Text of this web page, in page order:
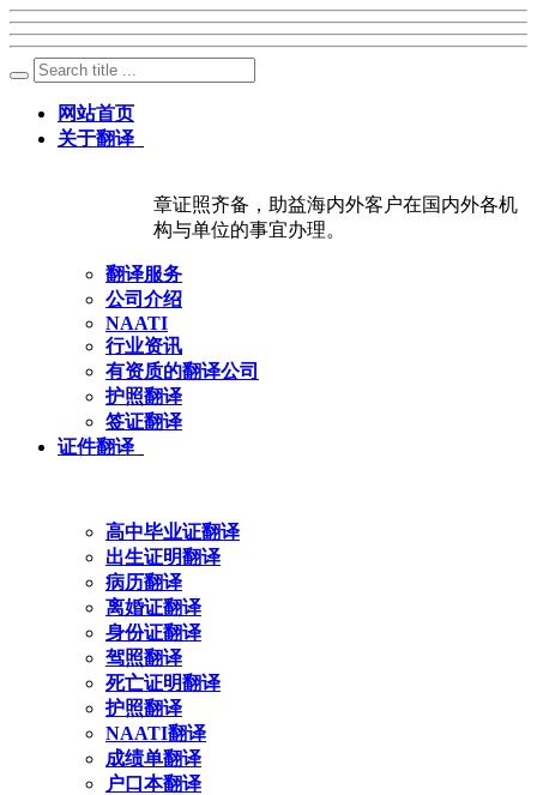
网站首页
关于翻译
章证照齐备，助益海内外客户在国内外各机
构与单位的事宜办理。
翻译服务
公司介绍
NAATI
行业资讯
有资质的翻译公司
护照翻译
签证翻译
证件翻译
高中毕业证翻译
出生证明翻译
病历翻译
离婚证翻译
身份证翻译
驾照翻译
死亡证明翻译
护照翻译
NAATI翻译
成绩单翻译
户口本翻译